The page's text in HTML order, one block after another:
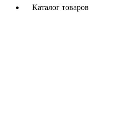
Каталог товаров